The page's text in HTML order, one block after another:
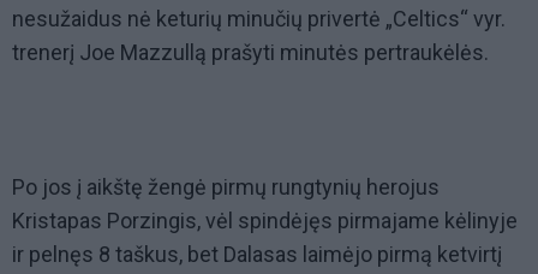
nesužaidus nė keturių minučių privertė „Celtics“ vyr.
trenerį Joe Mazzullą prašyti minutės pertraukėlės.
Po jos į aikštę žengė pirmų rungtynių herojus
Kristapas Porzingis, vėl spindėjęs pirmajame kėlinyje
ir pelnęs 8 taškus, bet Dalasas laimėjo pirmą ketvirtį